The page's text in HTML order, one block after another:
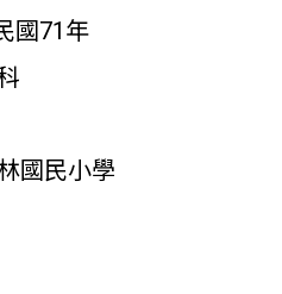
國71年
國民小學